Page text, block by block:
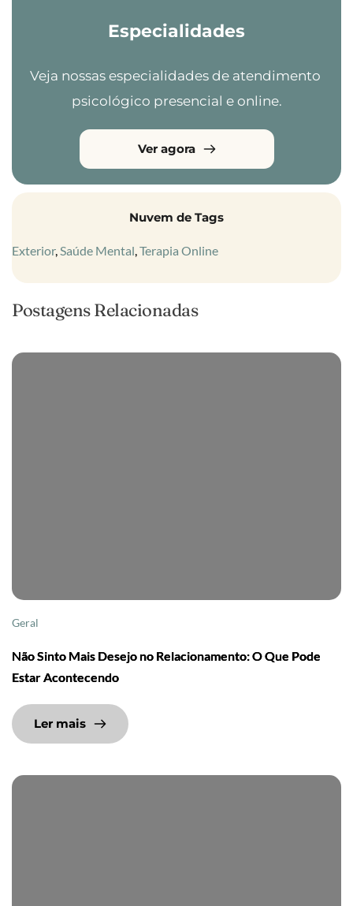
Especialidades
Veja nossas especialidades de atendimento
psicológico presencial e online.
Ver agora
Nuvem de Tags
Exterior, Saúde Mental, Terapia Online
Postagens Relacionadas
Geral
Não Sinto Mais Desejo no Relacionamento: O Que Pode
Estar Acontecendo
Ler mais